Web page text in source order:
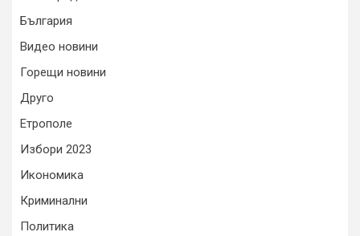
България
Видео новини
Горещи новини
Друго
Етрополе
Избори 2023
Икономика
Криминални
Политика